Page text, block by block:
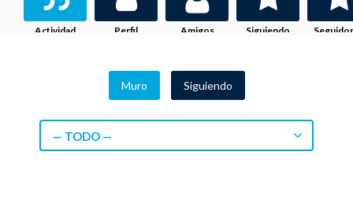
Actividad Perfil Amigos Siguiendo
Muro Siguiendo
— TODO —